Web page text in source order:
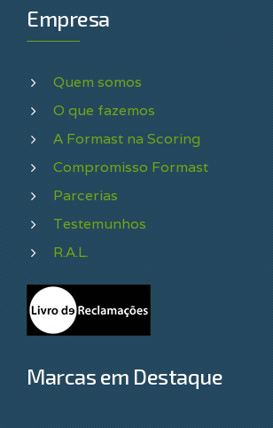
Empresa
Quem somos
O que fazemos
A Formast na Scoring
Compromisso Formast
Parcerias
Testemunhos
R.A.L.
Marcas em Destaque